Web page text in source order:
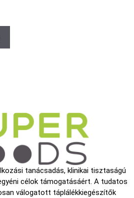
tanácsadás, klinikai tisztaságú
célok támogatásáért. A tudatos
válogatott táplálékkiegészítők